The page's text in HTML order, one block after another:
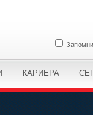
КАРИЕРА